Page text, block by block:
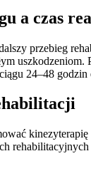
a czas
przebieg
24–48 godzin